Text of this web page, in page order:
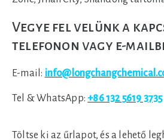
Vegye fel velünk a
telefonon vagy e-
E-mail:
Tel & WhatsApp:+86 132 5619 3735
Töltse ki az űrlapot, és a lehető